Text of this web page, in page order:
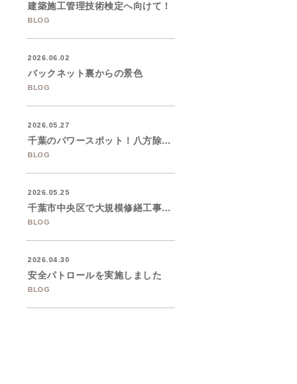
建築施工管理技術検定へ向けて！
BLOG
2026.06.02
バックネット裏からの景色
BLOG
2026.05.27
千葉のパワースポット！八方除の神様 「検...
BLOG
2026.05.25
千葉市中央区で大規模修繕工事を着工いたし...
BLOG
2026.04.30
安全パトロールを実施しました
BLOG